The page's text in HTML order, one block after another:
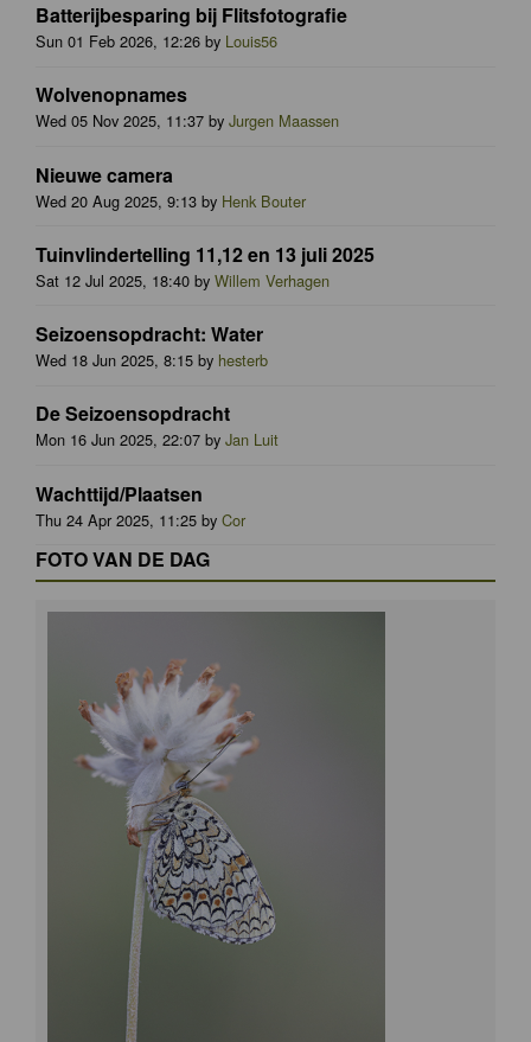
Batterijbesparing bij Flitsfotografie
Sun 01 Feb 2026, 12:26 by Louis56
Wolvenopnames
Wed 05 Nov 2025, 11:37 by Jurgen Maassen
Nieuwe camera
Wed 20 Aug 2025, 9:13 by Henk Bouter
Tuinvlindertelling 11,12 en 13 juli 2025
Sat 12 Jul 2025, 18:40 by Willem Verhagen
Seizoensopdracht: Water
Wed 18 Jun 2025, 8:15 by hesterb
De Seizoensopdracht
Mon 16 Jun 2025, 22:07 by Jan Luit
Wachttijd/Plaatsen
Thu 24 Apr 2025, 11:25 by Cor
FOTO VAN DE DAG